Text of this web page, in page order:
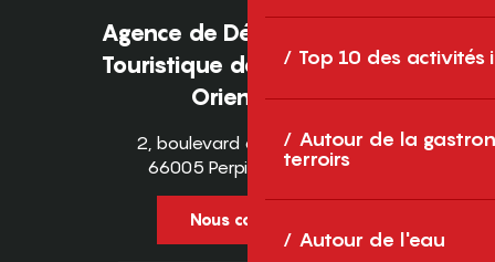
Top 10 des activités
Autour de la
terroirs
Autour de l'eau
Agence de Développement
Touristique des Pyrénées-
Orientales
2, boulevard des Pyrénées
66005 Perpignan Cedex
Nous contacter